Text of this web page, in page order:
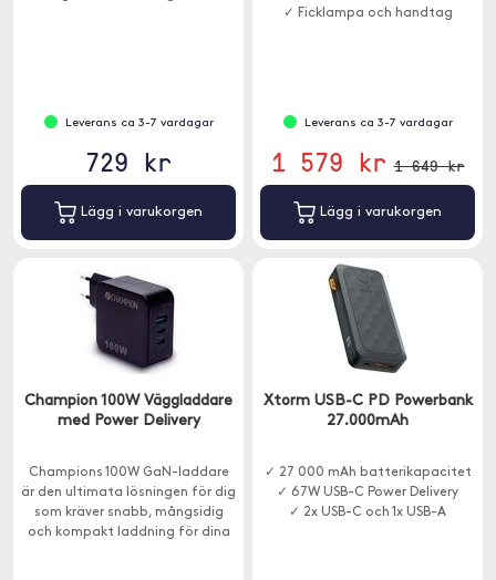
Leverans ca 3-7 vardagar
729 kr
Lägg i varukorgen
✓ Ficklampa och handtag
Leverans ca 3-7 vardagar
1 579 kr 1 649 kr
Lägg i varukorgen
Champion 100W Väggladdare
med Power Delivery
Champions 100W GaN-laddare
är den ultimata lösningen för dig
som kräver snabb, mångsidig
och kompakt laddning för dina
Xtorm USB-C PD Powerbank
27.000mAh
✓ 27 000 mAh batterikapacitet
✓ 67W USB-C Power Delivery
✓ 2x USB-C och 1x USB-A